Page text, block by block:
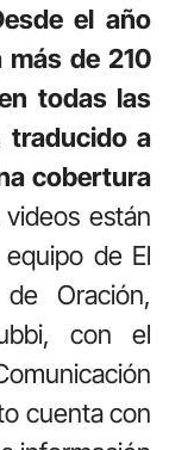
el año
más de 210
todas las
traducido a
cobertura
están
de El
Oración,
con el
cuenta con